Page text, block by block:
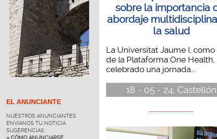
EL ANUNCIANTE
NUESTROS ANUNCIANTES
ENVÍANOS TU NOTICIA
SUGERENCIAS
sobre la importancia
abordaje
la salud
La Universitat Jaume I,
de la Plataforma One Health,
celebrado una jornada...
18 - 05 - 24, Castellón